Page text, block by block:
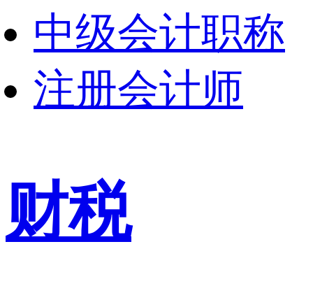
中级会计职称
注册会计师
财税